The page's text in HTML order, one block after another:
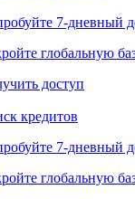
7-дневный
глобальную
доступ
кредитов
7-дневный
глобальную